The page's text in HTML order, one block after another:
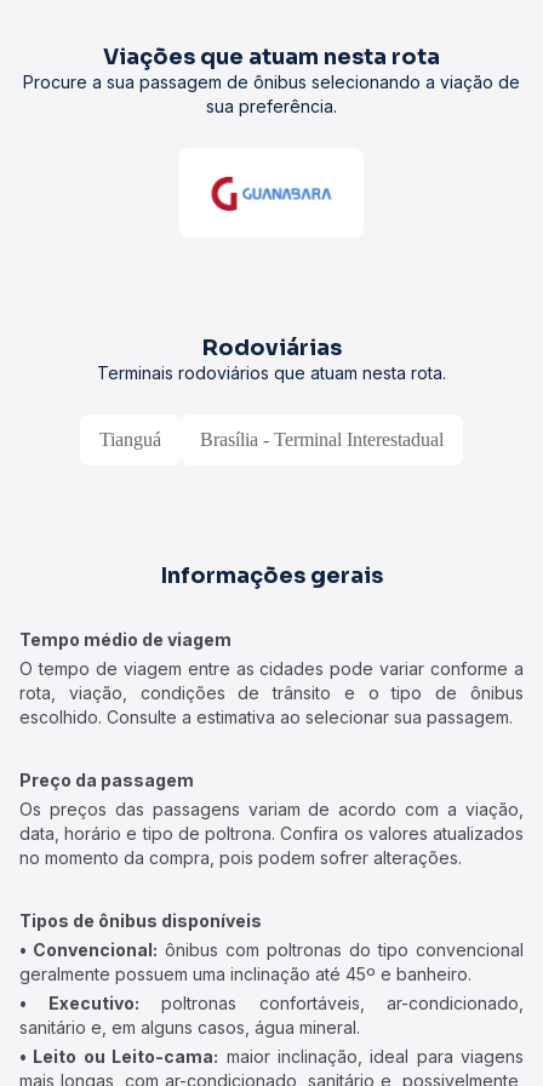
Viações que atuam nesta rota
Procure a sua passagem de ônibus selecionando a viação de
sua preferência.
Rodoviárias
Terminais rodoviários que atuam nesta rota.
Tianguá Brasília - Terminal Interestadual
Informações gerais
Tempo médio de viagem
O tempo de viagem entre as cidades pode variar conforme a
rota, viação, condições de trânsito e o tipo de ônibus
escolhido. Consulte a estimativa ao selecionar sua passagem.
Preço da passagem
Os preços das passagens variam de acordo com a viação,
data, horário e tipo de poltrona. Confira os valores atualizados
no momento da compra, pois podem sofrer alterações.
Tipos de ônibus disponíveis
• Convencional: ônibus com poltronas do tipo convencional
geralmente possuem uma inclinação até 45º e banheiro.
• Executivo: poltronas confortáveis, ar-condicionado,
sanitário e, em alguns casos, água mineral.
• Leito ou Leito-cama: maior inclinação, ideal para viagens
mais longas, com ar-condicionado, sanitário e, possivelmente,